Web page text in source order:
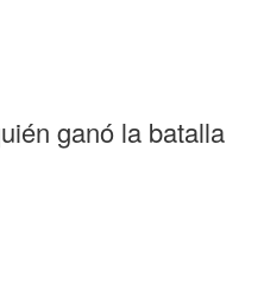
ganó la batalla